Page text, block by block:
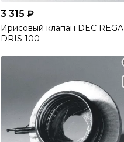
3 315 ₽
Ирисовый клапан DEC REGA
DRIS 100